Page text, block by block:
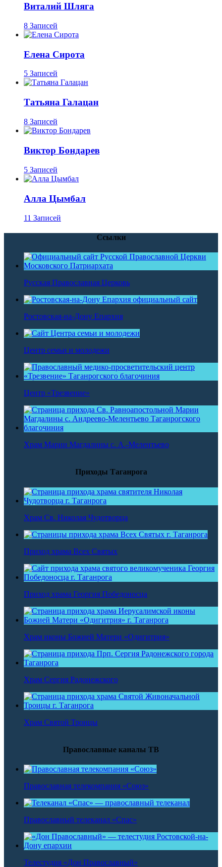
Виталий Шляга
8 Записей
Елена Сирота
5 Записей
Татьяна Галацан
8 Записей
Виктор Бондарев
5 Записей
Алла Цымбал
11 Записей
Ссылки
Русская Православная Церковь
Ростовская-на-Дону Епархия
Центр семьи и молодежи
Центр «Трезвение»
Храм Марии Магдалины с. А.-Мелентьево
Приходы Таганрога
Храм Св. Николая Чудотворца
Приход храма Всех Святых
Приход храма Георгия Победоносца
Храм иконы Божией Матери «Одигитрия»
Храм Сергия Радонежского
Храм Святой Троицы
Православные каналы ТВ
Православная телекомпания «Союз»
Православный телеканал «Спас»
Телестудия «Дон Православный»